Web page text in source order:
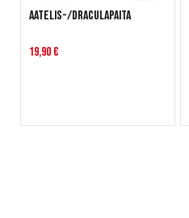
Aatelis-/draculapaita
19,90 €